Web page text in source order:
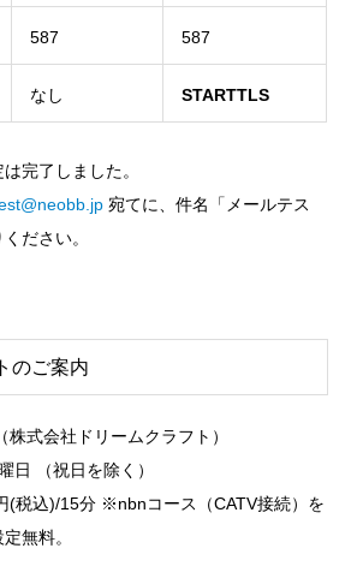
587 587
なし STARTTLS
完了しました。
宛てに、件名「メールテス
ださい。
のご案内
（株式会社ドリームクラフト）
（祝日を除く）
(税込)/15分 ※nbnコース（CATV接続）を
無料。